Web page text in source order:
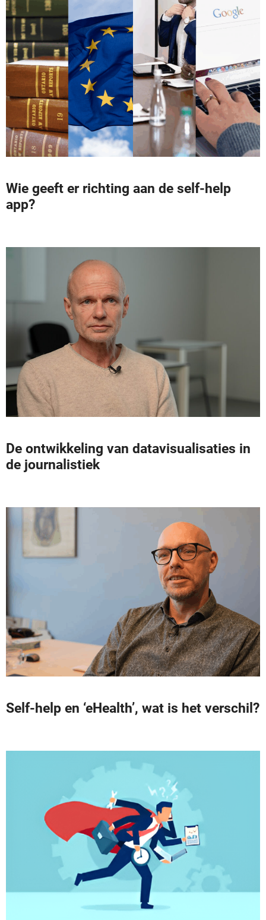
Wie geeft er richting aan de self-help
app?
De ontwikkeling van datavisualisaties in
de journalistiek
Self-help en ‘eHealth’, wat is het verschil?